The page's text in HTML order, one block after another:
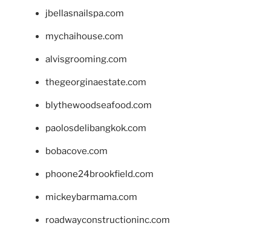
jbellasnailspa.com
mychaihouse.com
alvisgrooming.com
thegeorginaestate.com
blythewoodseafood.com
paolosdelibangkok.com
bobacove.com
phoone24brookfield.com
mickeybarmama.com
roadwayconstructioninc.com